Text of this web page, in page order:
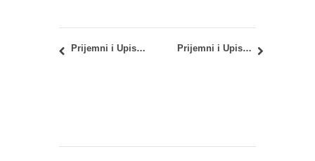
Prijemni i Upis 2023: Septembarski upisni rok – Preliminarna rang lista Prijemni i Upis 2023: Septembarski upisni rok – spisak prijavljenih kandidata sa brojem sale u kojoj polažu prijemni ispit